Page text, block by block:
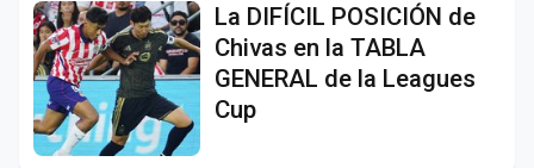
La DIFÍCIL POSICIÓN de
Chivas en la TABLA
GENERAL de la Leagues
Cup